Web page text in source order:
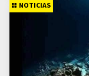
NOTICIAS